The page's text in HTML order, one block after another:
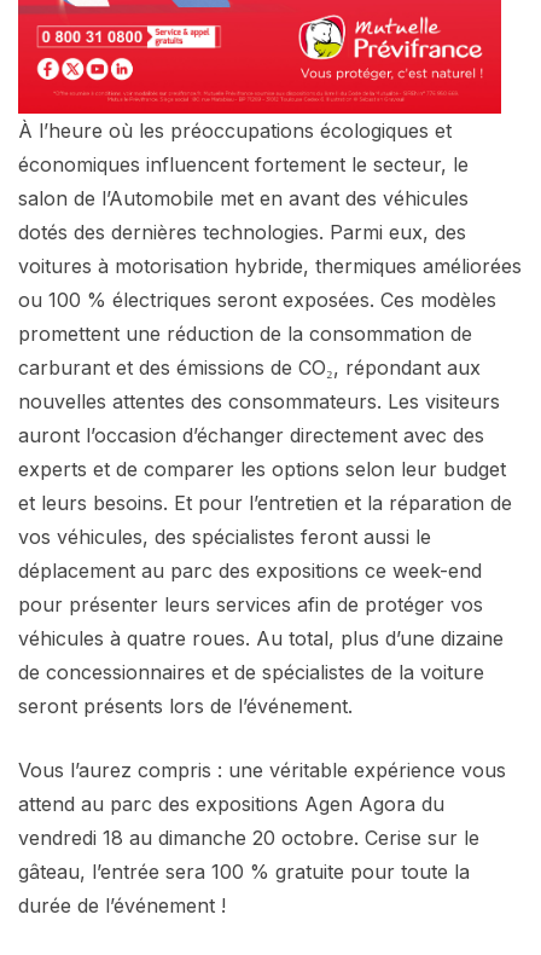
À l’heure où les préoccupations écologiques et
économiques influencent fortement le secteur, le
salon de l’Automobile met en avant des véhicules
dotés des dernières technologies. Parmi eux, des
voitures à motorisation hybride, thermiques améliorées
ou 100 % électriques seront exposées. Ces modèles
promettent une réduction de la consommation de
carburant et des émissions de CO₂, répondant aux
nouvelles attentes des consommateurs. Les visiteurs
auront l’occasion d’échanger directement avec des
experts et de comparer les options selon leur budget
et leurs besoins. Et pour l’entretien et la réparation de
vos véhicules, des spécialistes feront aussi le
déplacement au parc des expositions ce week-end
pour présenter leurs services afin de protéger vos
véhicules à quatre roues. Au total, plus d’une dizaine
de concessionnaires et de spécialistes de la voiture
seront présents lors de l’événement.
Vous l’aurez compris : une véritable expérience vous
attend au parc des expositions Agen Agora du
vendredi 18 au dimanche 20 octobre. Cerise sur le
gâteau, l’entrée sera 100 % gratuite pour toute la
durée de l’événement !